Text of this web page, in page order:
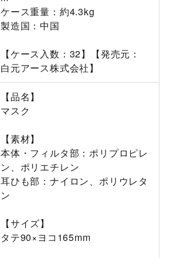
ケース重量：約4.3kg
製造国：中国
【ケース入数：32】【発売元：
白元アース株式会社】
【品名】
マスク
【素材】
本体・フィルタ部：ポリプロピレ
ン、ポリエチレン
耳ひも部：ナイロン、ポリウレタ
ン
【サイズ】
タテ90×ヨコ165mm